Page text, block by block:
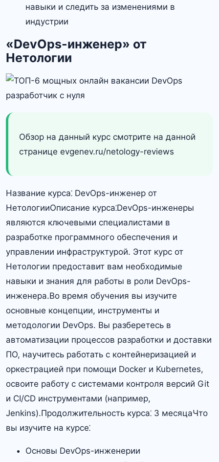
навыки и следить за изменениями в
индустрии
«DevOps-инженер» от
Нетологии
Обзор на данный курс смотрите на данной
странице evgenev.ru/netology-reviews
Название курса⁚ DevOps-инженер от
НетологииОписание курса⁚DevOps-инженеры
являются ключевыми специалистами в
разработке программного обеспечения и
управлении инфраструктурой.​ Этот курс от
Нетологии предоставит вам необходимые
навыки и знания для работы в роли DevOps-
инженера.​Во время обучения вы изучите
основные концепции, инструменты и
методологии DevOps.​ Вы разберетесь в
автоматизации процессов разработки и доставки
ПО, научитесь работать с контейнеризацией и
оркестрацией при помощи Docker и Kubernetes,
освоите работу с системами контроля версий Git
и CI/CD инструментами (например,
Jenkins).Продолжительность курса⁚ 3 месяцаЧто
вы изучите на курсе⁚
Основы DevOps-инженерии